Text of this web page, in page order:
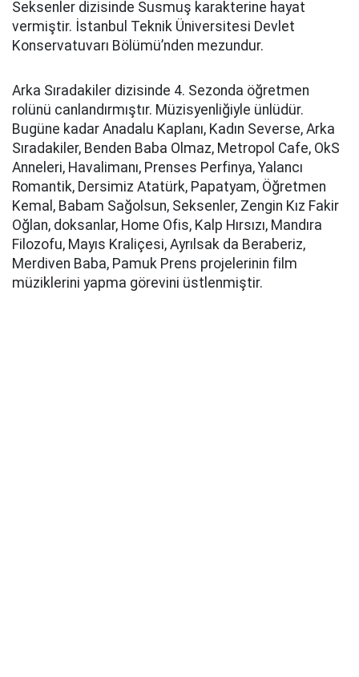
Seksenler dizisinde Susmuş karakterine hayat
vermiştir. İstanbul Teknik Üniversitesi Devlet
Konservatuvarı Bölümü’nden mezundur.
Arka Sıradakiler dizisinde 4. Sezonda öğretmen
rolünü canlandırmıştır. Müzisyenliğiyle ünlüdür.
Bugüne kadar Anadalu Kaplanı, Kadın Severse, Arka
Sıradakiler, Benden Baba Olmaz, Metropol Cafe, OkS
Anneleri, Havalimanı, Prenses Perfinya, Yalancı
Romantik, Dersimiz Atatürk, Papatyam, Öğretmen
Kemal, Babam Sağolsun, Seksenler, Zengin Kız Fakir
Oğlan, doksanlar, Home Ofis, Kalp Hırsızı, Mandıra
Filozofu, Mayıs Kraliçesi, Ayrılsak da Beraberiz,
Merdiven Baba, Pamuk Prens projelerinin film
müziklerini yapma görevini üstlenmiştir.